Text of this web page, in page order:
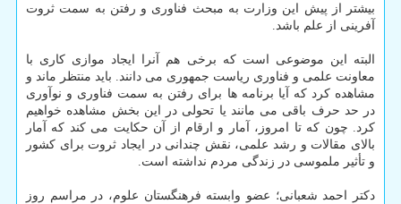
بیشتر از پیش این وزارت به مبحث فناوری و رفتن به سمت ثروت
آفرینی از علم باشد.
البته این موضوعی است که برخی هم آنرا ایجاد موازی کاری با
معاونت علمی و فناوری ریاست جمهوری می دانند. باید منتظر ماند و
مشاهده کرد که آیا برنامه ها برای رفتن به سمت فناوری و نوآوری
در حد حرف باقی می مانند یا تحولی در این بخش مشاهده خواهیم
کرد. چون که تا امروز، آمار و ارقام از آن حکایت می کند که آمار
بالای مقالات و رشد علمی، نقش چندانی در ایجاد ثروت برای کشور
و تأثیر ملموسی در زندگی مردم نداشته است.
دکتر احمد شعبانی؛ عضو وابسته فرهنگستان علوم، در مراسم روز